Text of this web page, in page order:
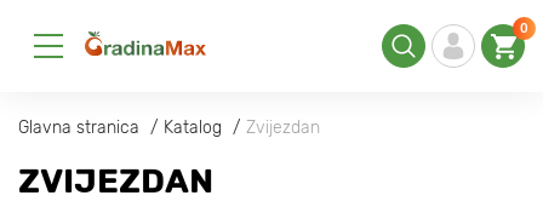
0
Glavna stranica Katalog Zvijezdan
ZVIJEZDAN